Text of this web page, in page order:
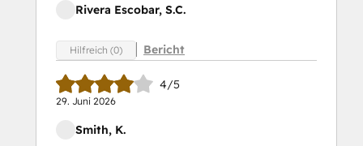
Rivera Escobar, S.C.
Hilfreich (0) Bericht
4/5
29. Juni 2026
Smith, K.